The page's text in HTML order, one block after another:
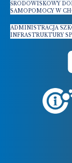
ŚRODOWISKOWY
SAMOPOMOCY W
ADMINISTRACJA
INFRASTRUKTURY